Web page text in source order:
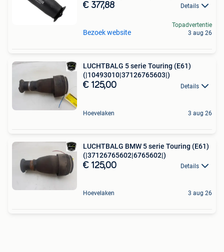
€ 377,88 Details
Bezoek website
Topadvertentie
3 aug 26
LUCHTBALG 5 serie Touring (E61)
(|10493010|37126765603|)
€ 125,00 Details
Hoevelaken 3 aug 26
LUCHTBALG BMW 5 serie Touring (E61)
(|37126765602|6765602|)
€ 125,00 Details
Hoevelaken 3 aug 26